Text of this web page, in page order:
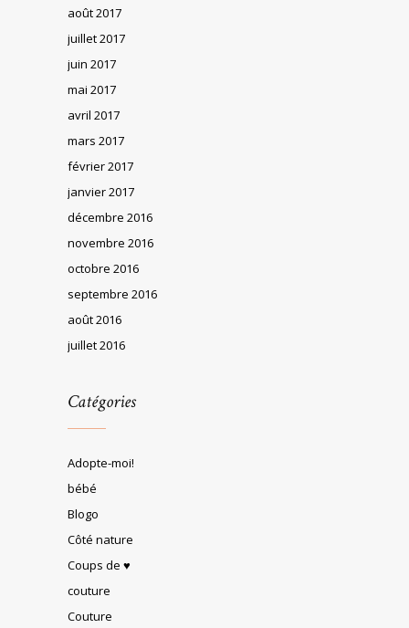
août 2017
juillet 2017
juin 2017
mai 2017
avril 2017
mars 2017
février 2017
janvier 2017
décembre 2016
novembre 2016
octobre 2016
septembre 2016
août 2016
juillet 2016
Catégories
Adopte-moi!
bébé
Blogo
Côté nature
Coups de ♥
couture
Couture